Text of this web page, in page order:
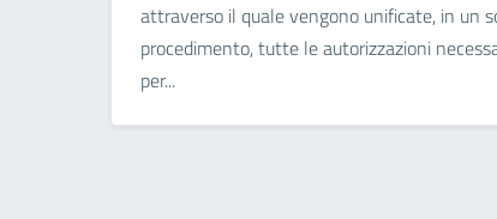
attraverso il quale vengono unificate, in un
procedimento, tutte le autorizzazioni
per...